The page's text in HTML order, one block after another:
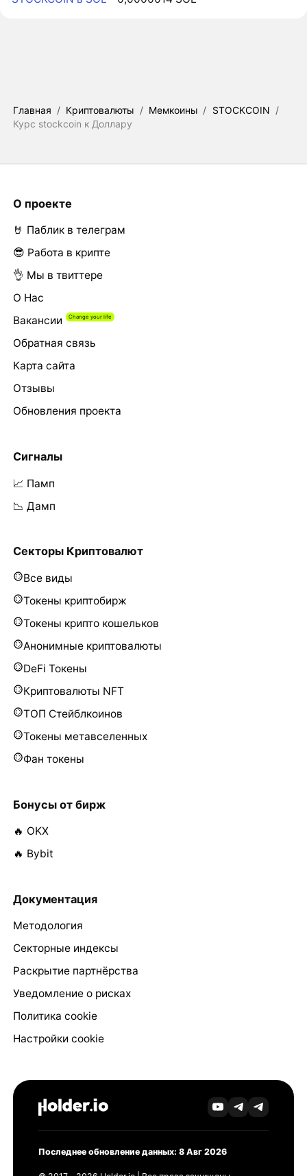
Главная / Криптовалюты / Мемкоины / STOCKCOIN /
Курс stockcoin к Доллару
О проекте
🤘 Паблик в телеграм
😎 Работа в крипте
👌 Мы в твиттере
О Нас
Вакансии
Обратная связь
Карта сайта
Отзывы
Обновления проекта
Сигналы
📈 Памп
📉 Дамп
Секторы Криптовалют
Все виды
Токены криптобирж
Токены крипто кошельков
Анонимные криптовалюты
DeFi Токены
Криптовалюты NFT
ТОП Стейблкоинов
Токены метавселенных
Фан токены
Бонусы от бирж
🔥 OKX
🔥 Bybit
Документация
Методология
Секторные индексы
Раскрытие партнёрства
Уведомление о рисках
Политика cookie
Настройки cookie
Последнее обновление данных: 8 Авг 2026